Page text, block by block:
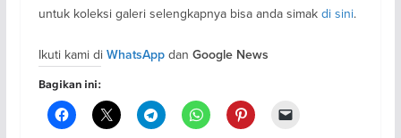
untuk koleksi galeri selengkapnya bisa anda simak di sini.
Ikuti kami di WhatsAppdan Google News
Bagikan ini: